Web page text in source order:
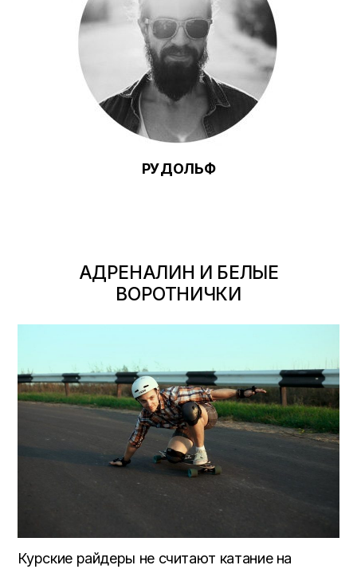
РУДОЛЬФ
АДРЕНАЛИН И БЕЛЫЕ
ВОРОТНИЧКИ
Курские райдеры не считают катание на